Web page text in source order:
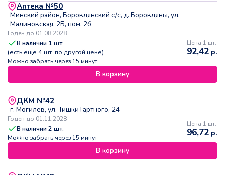
Аптека №50
Минский район, Боровлянский с/с, д. Боровляны, ул.
Малиновская, 2Б, пом. 2б
Годен до 01.08.2028
В наличии 1 шт.
(есть ещё 4шт. по другой цене)
Можно забрать через 15 минут
Цена 1 шт.
92,42 р.
В корзину
ДКМ №42
г. Могилев, ул. Тишки Гартного, 24
Годен до 01.11.2028
В наличии2 шт.
Можно забрать через 15 минут
Цена 1 шт.
96,72 р.
В корзину